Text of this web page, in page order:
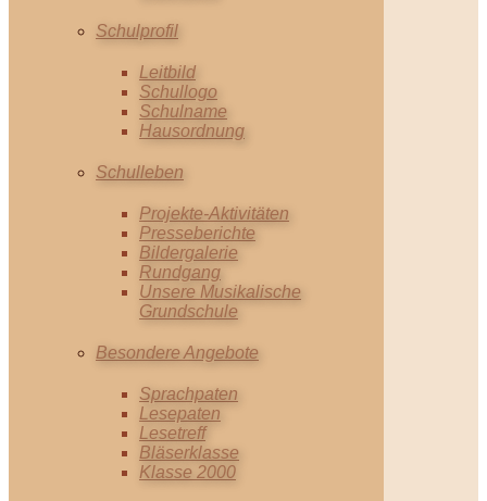
Schulprofil
Leitbild
Schullogo
Schulname
Hausordnung
Schulleben
Projekte-Aktivitäten
Presseberichte
Bildergalerie
Rundgang
Unsere Musikalische
Grundschule
Besondere Angebote
Sprachpaten
Lesepaten
Lesetreff
Bläserklasse
Klasse 2000